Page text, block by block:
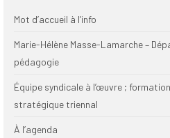
Mot d’accueil à l’info
Marie-Hélène Masse-Lamarche –
pédagogie
Équipe syndicale à l’œuvre ;
stratégique triennal
À l’agenda